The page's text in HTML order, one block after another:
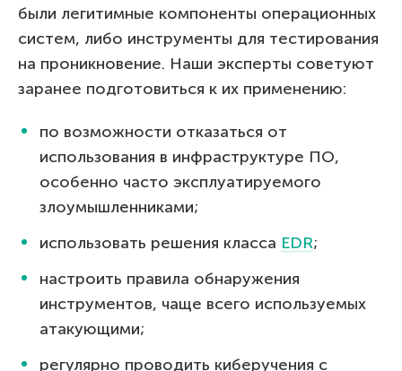
были легитимные компоненты операционных
систем, либо инструменты для тестирования
на проникновение. Наши эксперты советуют
заранее подготовиться к их применению:
по возможности отказаться от
использования в инфраструктуре ПО,
особенно часто эксплуатируемого
злоумышленниками;
использовать решения класса EDR;
настроить правила обнаружения
инструментов, чаще всего используемых
атакующими;
регулярно проводить киберучения с